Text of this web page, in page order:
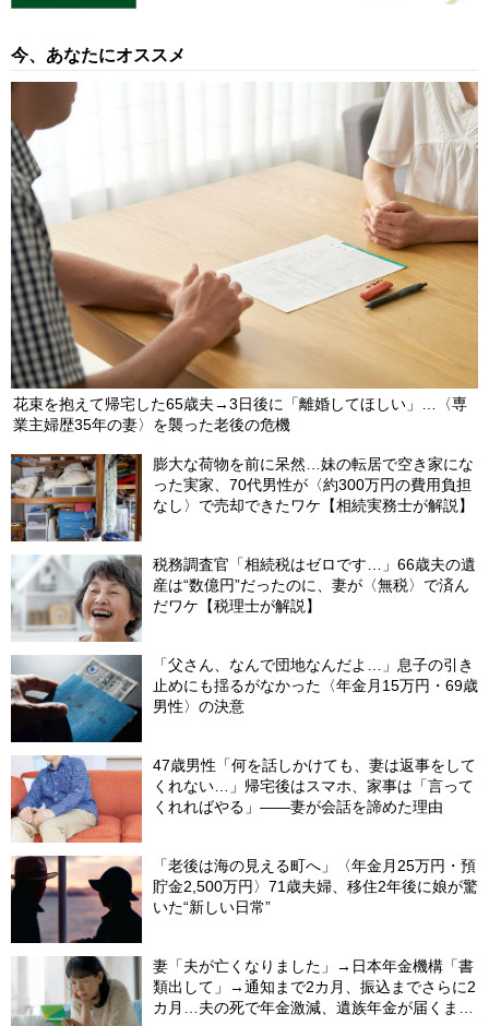
今、あなたにオススメ
花束を抱えて帰宅した65歳夫→3日後に「離婚してほしい」…〈専
業主婦歴35年の妻〉を襲った老後の危機
膨大な荷物を前に呆然…妹の転居で空き家にな
った実家、70代男性が〈約300万円の費用負担
なし〉で売却できたワケ【相続実務士が解説】
税務調査官「相続税はゼロです…」66歳夫の遺
産は“数億円”だったのに、妻が〈無税〉で済ん
だワケ【税理士が解説】
「父さん、なんで団地なんだよ…」息子の引き
止めにも揺るがなかった〈年金月15万円・69歳
男性〉の決意
47歳男性「何を話しかけても、妻は返事をして
くれない…」帰宅後はスマホ、家事は「言って
くれればやる」――妻が会話を諦めた理由
「老後は海の見える町へ」〈年金月25万円・預
貯金2,500万円〉71歳夫婦、移住2年後に娘が驚
いた“新しい日常”
妻「夫が亡くなりました」→日本年金機構「書
類出して」→通知まで2カ月、振込までさらに2
カ月…夫の死で年金激減、遺族年金が届くまで